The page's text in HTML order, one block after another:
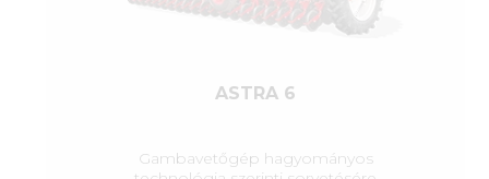
ASTRA 6
Gambavetőgép hagyományos